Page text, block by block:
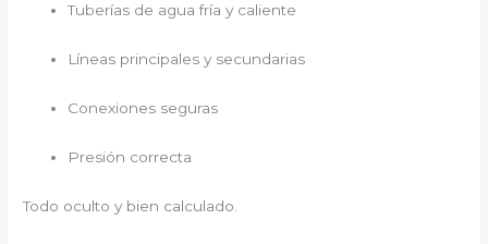
Tuberías de agua fría y caliente
Líneas principales y secundarias
Conexiones seguras
Presión correcta
Todo oculto y bien calculado.